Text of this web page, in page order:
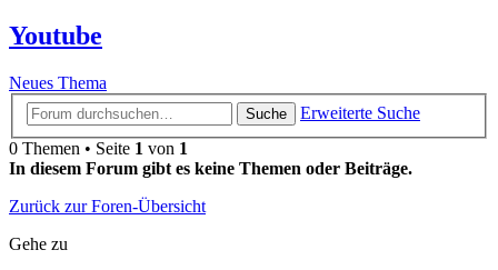
Youtube
Neues Thema
Suche
Erweiterte Suche
0 Themen • Seite 1 von 1
In diesem Forum gibt es keine Themen oder Beiträge.
Zurück zur Foren-Übersicht
Gehe zu